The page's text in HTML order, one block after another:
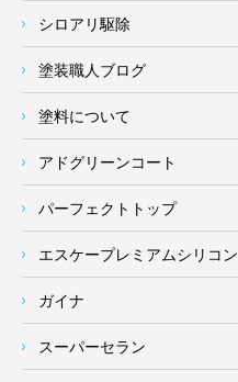
シロアリ駆除
塗装職人ブログ
塗料について
アドグリーンコート
パーフェクトトップ
エスケープレミアムシリコン
ガイナ
スーパーセラン